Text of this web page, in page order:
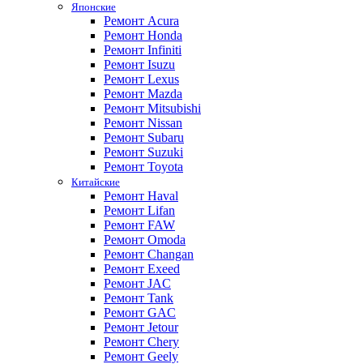
Японские
Ремонт Acura
Ремонт Honda
Ремонт Infiniti
Ремонт Isuzu
Ремонт Lexus
Ремонт Mazda
Ремонт Mitsubishi
Ремонт Nissan
Ремонт Subaru
Ремонт Suzuki
Ремонт Toyota
Китайские
Ремонт Haval
Ремонт Lifan
Ремонт FAW
Ремонт Omoda
Ремонт Changan
Ремонт Exeed
Ремонт JAC
Ремонт Tank
Ремонт GAC
Ремонт Jetour
Ремонт Chery
Ремонт Geely